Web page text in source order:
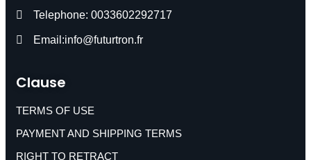
Telephone: 0033602292717
Email:info@futurtron.fr
Clause
TERMS OF USE
PAYMENT AND SHIPPING TERMS
RIGHT TO RETRACT